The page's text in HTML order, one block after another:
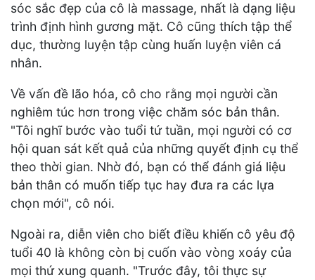
sóc sắc đẹp của cô là massage, nhất là dạng liệu
trình định hình gương mặt. Cô cũng thích tập thể
dục, thường luyện tập cùng huấn luyện viên cá
nhân.
Về vấn đề lão hóa, cô cho rằng mọi người cần
nghiêm túc hơn trong việc chăm sóc bản thân.
"Tôi nghĩ bước vào tuổi tứ tuần, mọi người có cơ
hội quan sát kết quả của những quyết định cụ thể
theo thời gian. Nhờ đó, bạn có thể đánh giá liệu
bản thân có muốn tiếp tục hay đưa ra các lựa
chọn mới", cô nói.
Ngoài ra, diễn viên cho biết điều khiến cô yêu độ
tuổi 40 là không còn bị cuốn vào vòng xoáy của
mọi thứ xung quanh. "Trước đây, tôi thực sự